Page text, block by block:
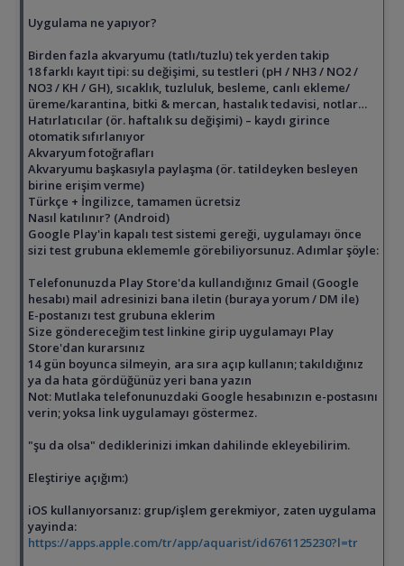
Uygulama ne yapıyor?
Birden fazla akvaryumu (tatlı/tuzlu) tek yerden takip
18 farklı kayıt tipi: su değişimi, su testleri (pH / NH3 / NO2 /
NO3 / KH / GH), sıcaklık, tuzluluk, besleme, canlı ekleme/
üreme/karantina, bitki & mercan, hastalık tedavisi, notlar…
Hatırlatıcılar (ör. haftalık su değişimi) – kaydı girince
otomatik sıfırlanıyor
Akvaryum fotoğrafları
Akvaryumu başkasıyla paylaşma (ör. tatildeyken besleyen
birine erişim verme)
Türkçe + İngilizce, tamamen ücretsiz
Nasıl katılınır? (Android)
Google Play'in kapalı test sistemi gereği, uygulamayı önce
sizi test grubuna eklememle görebiliyorsunuz. Adımlar şöyle:
Telefonunuzda Play Store'da kullandığınız Gmail (Google
hesabı) mail adresinizi bana iletin (buraya yorum / DM ile)
E-postanızı test grubuna eklerim
Size göndereceğim test linkine girip uygulamayı Play
Store'dan kurarsınız
14 gün boyunca silmeyin, ara sıra açıp kullanın; takıldığınız
ya da hata gördüğünüz yeri bana yazın
Not: Mutlaka telefonunuzdaki Google hesabınızın e-postasını
verin; yoksa link uygulamayı göstermez.
"şu da olsa" dediklerinizi imkan dahilinde ekleyebilirim.
Eleştiriye açığım:)
iOS kullanıyorsanız: grup/işlem gerekmiyor, zaten uygulama
yayinda:
https://apps.apple.com/tr/app/aquarist/id6761125230?l=tr